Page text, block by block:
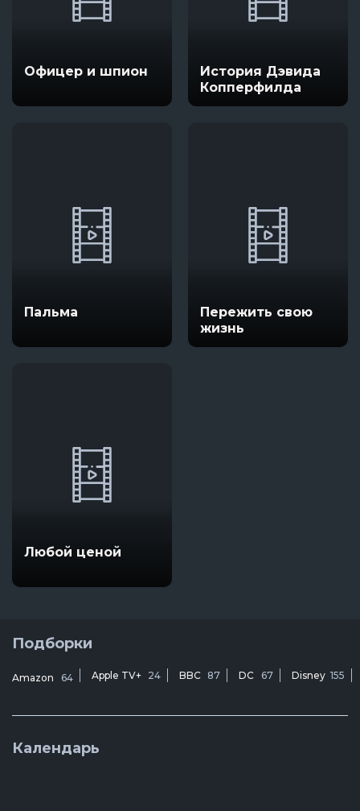
Офицер и шпион
История Дэвида
Копперфилда
Пальма
Пережить свою
жизнь
Любой ценой
Подборки
Amazon 64 Apple TV+ 24 BBC 87 DC 67 Disney 155
Календарь